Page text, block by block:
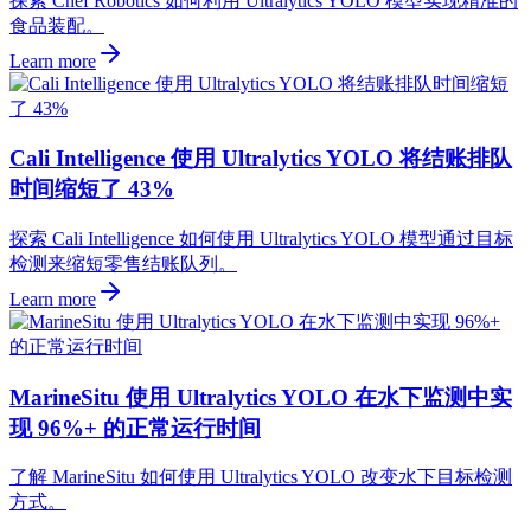
食品装配。
Learn more
Cali Intelligence 使用 Ultralytics YOLO 将结账排队
时间缩短了 43%
探索 Cali Intelligence 如何使用 Ultralytics YOLO 模型通过目标
检测来缩短零售结账队列。
Learn more
MarineSitu 使用 Ultralytics YOLO 在水下监测中实
现 96%+ 的正常运行时间
了解 MarineSitu 如何使用 Ultralytics YOLO 改变水下目标检测
方式。